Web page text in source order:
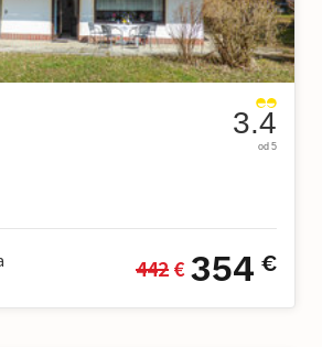
ljubimac
3.4
od 5
442 € 354 €